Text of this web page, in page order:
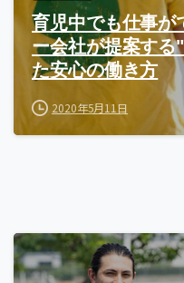
育児中でも仕事が
ー会社が提案する
た安心の働き方
2020年5月11日